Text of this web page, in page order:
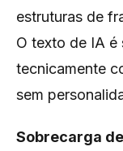
estruturas de
O texto de IA
tecnicamente
sem
Sobrecarga